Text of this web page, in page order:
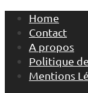
Skip
content
Home
Contact
A propos
Politique
Mentions